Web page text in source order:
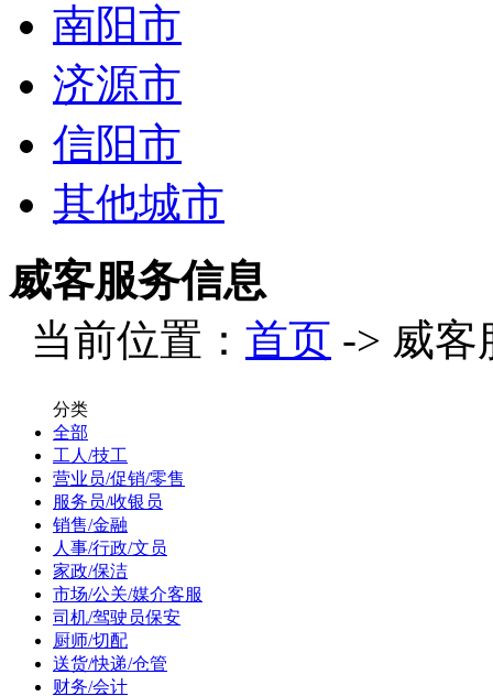
南阳市
济源市
信阳市
其他城市
威客服务信息
当前位置： 首页 -> 威客
分类
全部
工人/技工
营业员/促销/零售
服务员/收银员
销售/金融
人事/行政/文员
家政/保洁
市场/公关/媒介客服
司机/驾驶员保安
厨师/切配
送货/快递/仓管
财务/会计